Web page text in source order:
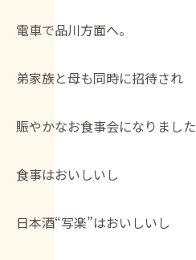
電車で品川方面へ。
弟家族と母も同時に招待され
賑やかなお食事会になりました
食事はおいしいし
日本酒“写楽”はおいしいし